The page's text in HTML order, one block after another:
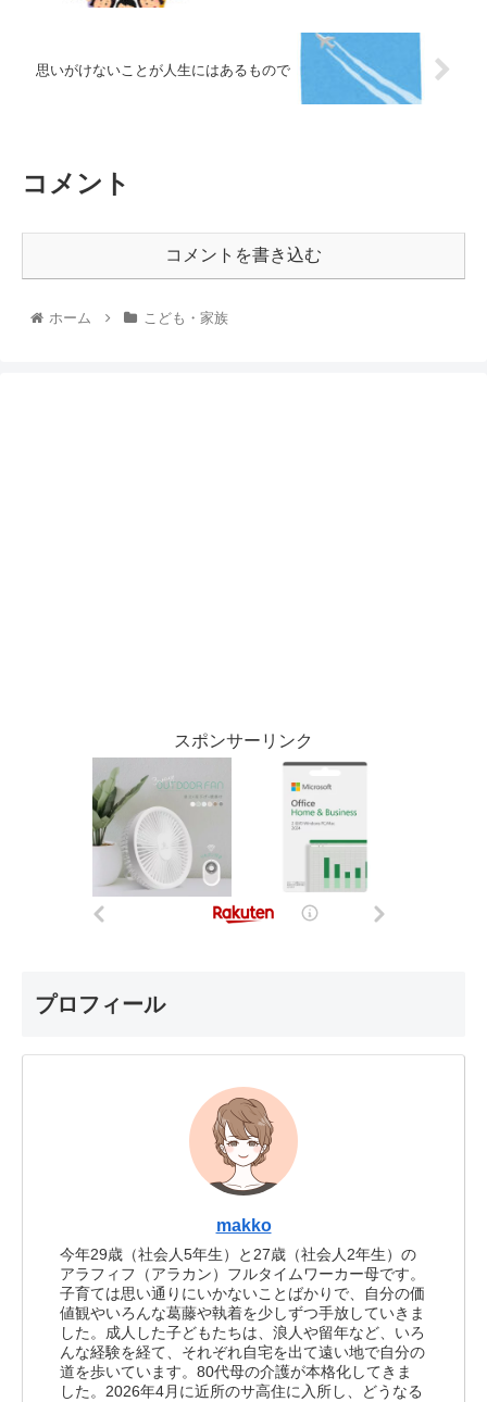
思いがけないことが人生にはあるもので
コメント
コメントを書き込む
ホーム こども・家族
スポンサーリンク
プロフィール
makko
今年29歳（社会人5年生）と27歳（社会人2年生）の
アラフィフ（アラカン）フルタイムワーカー母です。
子育ては思い通りにいかないことばかりで、自分の価
値観やいろんな葛藤や執着を少しずつ手放していきま
した。成人した子どもたちは、浪人や留年など、いろ
んな経験を経て、それぞれ自宅を出て遠い地で自分の
道を歩いています。80代母の介護が本格化してきま
した。2026年4月に近所のサ高住に入所し、どうなる